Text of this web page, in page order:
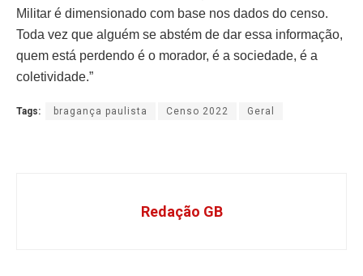
Militar é dimensionado com base nos dados do censo.
Toda vez que alguém se abstém de dar essa informação,
quem está perdendo é o morador, é a sociedade, é a
coletividade.”
Tags: bragança paulista Censo 2022 Geral
Redação GB